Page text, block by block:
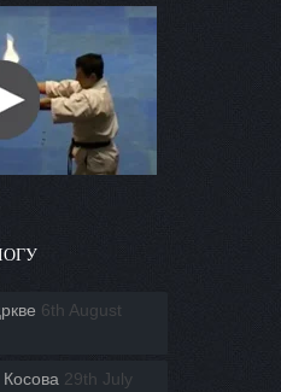
6th August
29th July